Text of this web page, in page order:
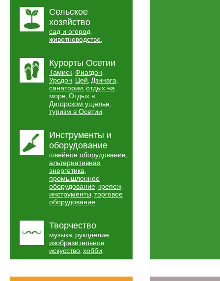
Сельское
хозяйство
сад и огород,
животноводство,
Курорты Осетии
Тамиск, Фиагдон,
Урсдон, Цей, Дзинага,
санатории, отдых на
море, Отдых в
Дигорском ущелье,
туризм в Осетии,
Инструменты и
оборудование
швейное оборудование,
альтернативная
энергетика,
промышленное
оборудование, крепеж,
инструменты, торговое
оборудование,
Творчество
музыка, рукоделие,
изобразительное
искусство, хобби,